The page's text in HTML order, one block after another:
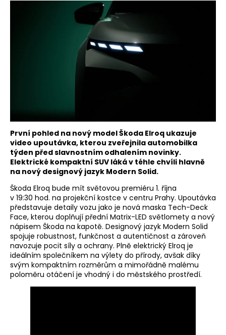
První pohled na nový model Škoda Elroq ukazuje
video upoutávka, kterou zveřejnila automobilka
týden před slavnostním odhalením novinky.
Elektrické kompaktní SUV láká v téhle chvíli hlavně
na nový designový jazyk Modern Solid.
Škoda Elroq bude mít světovou premiéru 1. října
v 19:30 hod. na projekční kostce v centru Prahy. Upoutávka
představuje detaily vozu jako je nová maska Tech-Deck
Face, kterou doplňují přední Matrix-LED světlomety a nový
nápisem Škoda na kapotě. Designový jazyk Modern Solid
spojuje robustnost, funkčnost a autentičnost a zároveň
navozuje pocit síly a ochrany. Plně elektrický Elroq je
ideálním společníkem na výlety do přírody, avšak díky
svým kompaktním rozměrům a mimořádně malému
poloměru otáčení je vhodný i do městského prostředí.